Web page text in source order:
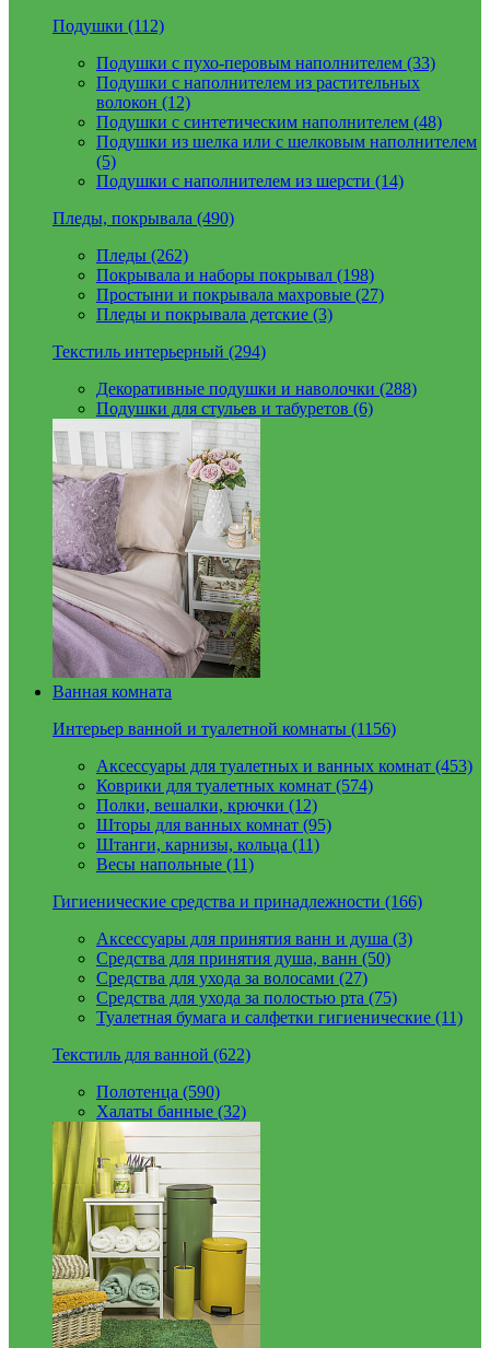
Подушки (112)
Подушки с пухо-перовым наполнителем (33)
Подушки с наполнителем из растительных
волокон (12)
Подушки с синтетическим наполнителем (48)
Подушки из шелка или с шелковым наполнителем
(5)
Подушки с наполнителем из шерсти (14)
Пледы, покрывала (490)
Пледы (262)
Покрывала и наборы покрывал (198)
Простыни и покрывала махровые (27)
Пледы и покрывала детские (3)
Текстиль интерьерный (294)
Декоративные подушки и наволочки (288)
Подушки для стульев и табуретов (6)
Ванная комната
Интерьер ванной и туалетной комнаты (1156)
Аксессуары для туалетных и ванных комнат (453)
Коврики для туалетных комнат (574)
Полки, вешалки, крючки (12)
Шторы для ванных комнат (95)
Штанги, карнизы, кольца (11)
Весы напольные (11)
Гигиенические средства и принадлежности (166)
Аксессуары для принятия ванн и душа (3)
Средства для принятия душа, ванн (50)
Средства для ухода за волосами (27)
Средства для ухода за полостью рта (75)
Туалетная бумага и салфетки гигиенические (11)
Текстиль для ванной (622)
Полотенца (590)
Халаты банные (32)